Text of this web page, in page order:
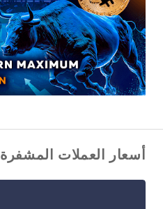
أسعار العملات المشفرة